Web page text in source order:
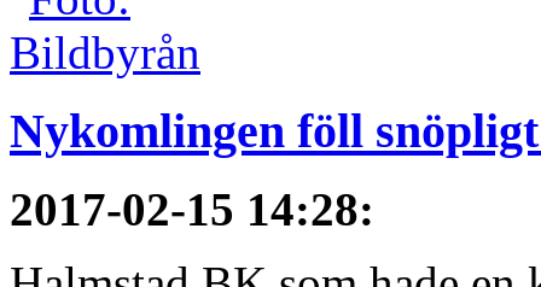
Nykomlingen föll
2017-02-15 14:28: